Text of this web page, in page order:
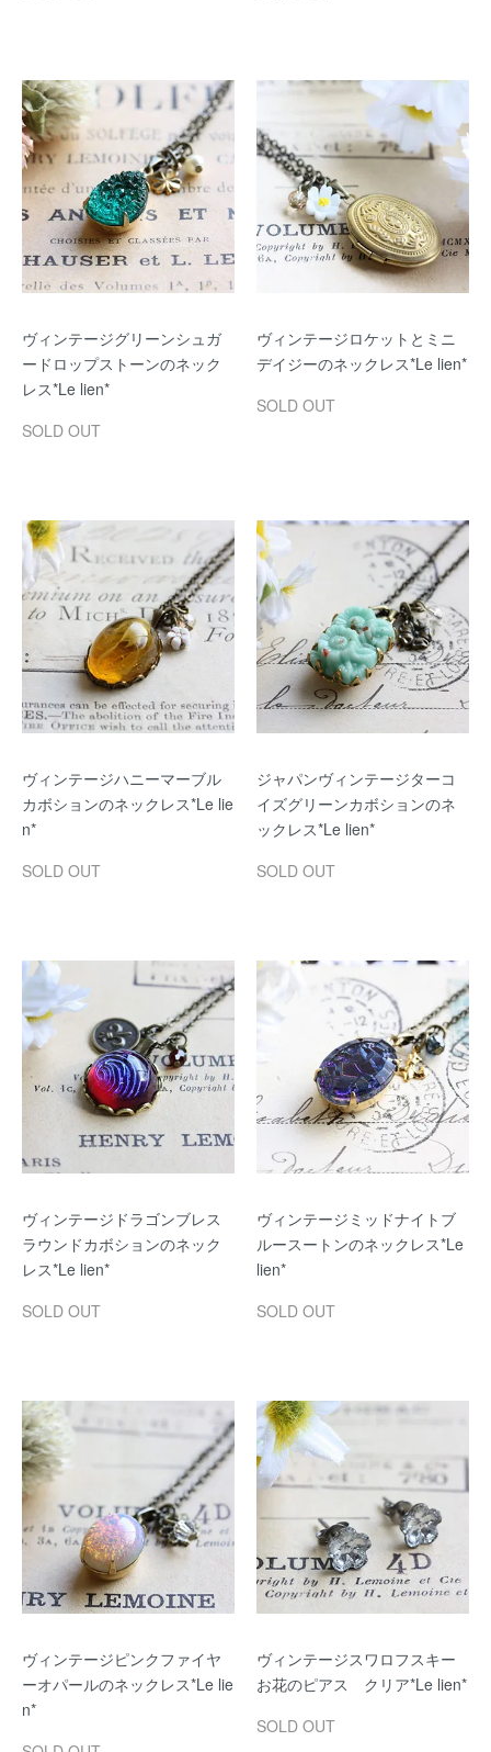
ヴィンテージグリーンシュガ
ードロップストーンのネック
レス*Le lien*
SOLD OUT
ヴィンテージロケットとミニ
デイジーのネックレス*Le lien*
SOLD OUT
ヴィンテージハニーマーブル
カボションのネックレス*Le lie
n*
SOLD OUT
ジャパンヴィンテージターコ
イズグリーンカボションのネ
ックレス*Le lien*
SOLD OUT
ヴィンテージドラゴンブレス
ラウンドカボションのネック
レス*Le lien*
SOLD OUT
ヴィンテージミッドナイトブ
ルースートンのネックレス*Le
lien*
SOLD OUT
ヴィンテージピンクファイヤ
ーオパールのネックレス*Le lie
n*
ヴィンテージスワロフスキー
お花のピアス クリア*Le lien*
SOLD OUT